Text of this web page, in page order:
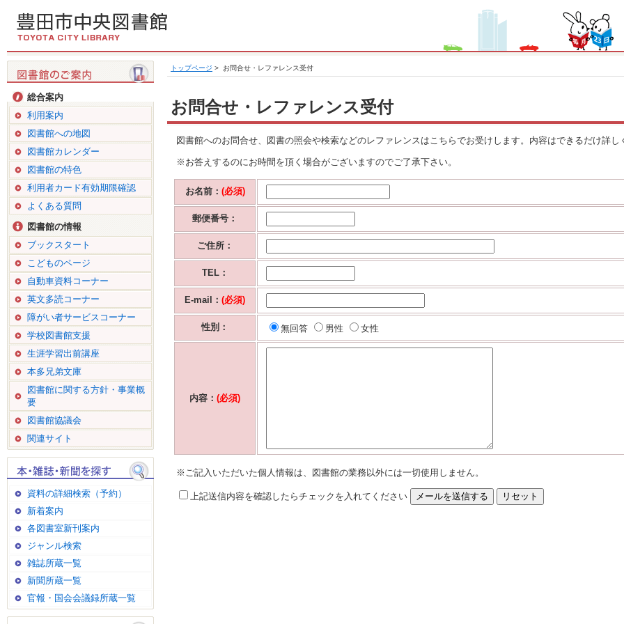
総合案内
利用案内
図書館への地図
図書館カレンダー
図書館の特色
利用者カード有効期限確認
よくある質問
図書館の情報
ブックスタート
こどものページ
自動車資料コーナー
英文多読コーナー
障がい者サービスコーナー
学校図書館支援
生涯学習出前講座
本多兄弟文庫
図書館に関する方針・事業概
要
図書館協議会
関連サイト
資料の詳細検索（予約）
新着案内
各図書室新刊案内
ジャンル検索
雑誌所蔵一覧
新聞所蔵一覧
官報・国会会議録所蔵一覧
トップページ > お問合せ・レファレンス受付
お問合せ・レファレンス受付
図書館へのお問合せ、図書の照会や検索などのレファレンスはこちらでお受けします。内容はできるだけ詳し
※お答えするのにお時間を頂く場合がございますのでご了承下さい。
お名前： (必須)
郵便番号：
ご住所：
TEL：
E-mail： (必須)
性別： 無回答 男性 女性
内容： (必須)
※ご記入いただいた個人情報は、図書館の業務以外には一切使用しません。
上記送信内容を確認したらチェックを入れてください